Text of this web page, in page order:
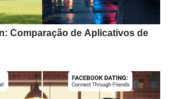
Comparação de Aplicativos de